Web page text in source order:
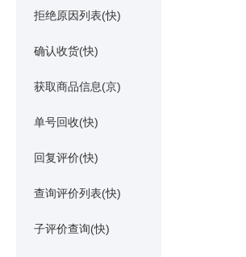
拒绝原因列表(快)
确认收货(快)
获取商品信息(京)
单号回收(快)
回复评价(快)
查询评价列表(快)
子评价查询(快)